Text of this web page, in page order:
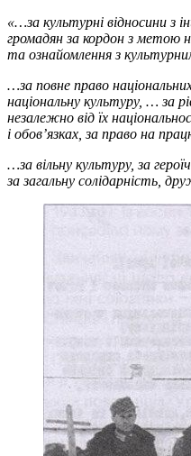
«…за культурні відносини з
громадян за кордон з метою
та ознайомлення з
…за повне право
національну культуру, … за
незалежно від їх
і обов’язках, за право на
…за вільну культуру, за
за загальну солідарність,